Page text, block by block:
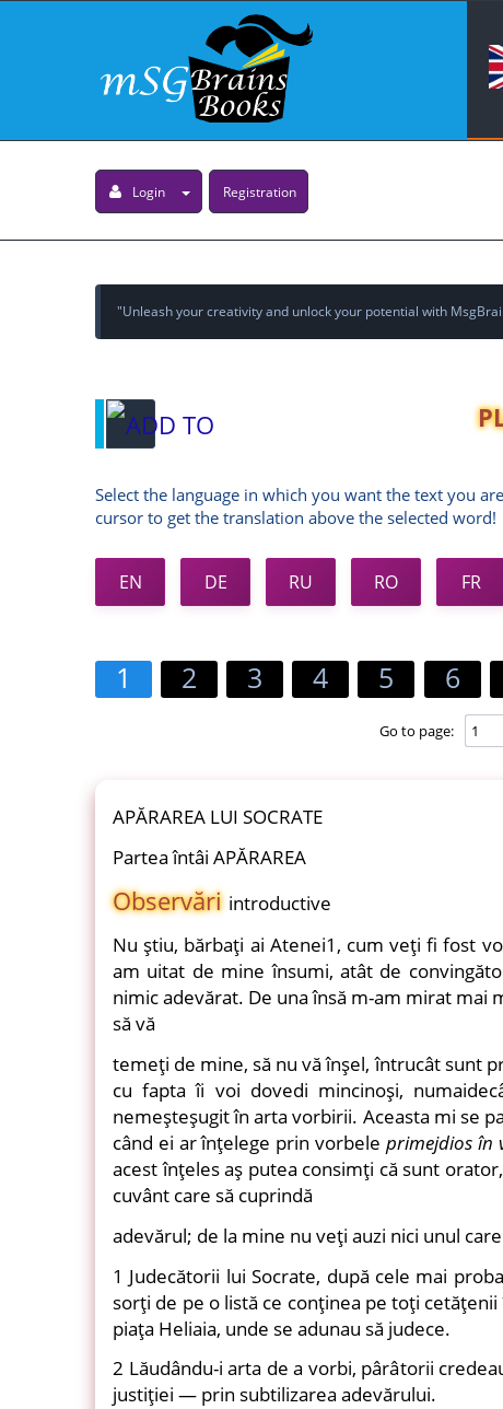
Login Registration
"Unleash your creativity and unlock your potential with
Select the language in which you want the text you
cursor to get the translation above the selected word!
EN DE RU RO FR
1 2 3 4 5 6
Go to page:
APĂRAREA LUI SOCRATE
Partea întâi APĂRAREA
Observări introductive
Nu ştiu, bărbaţi ai Atenei1, cum veţi fi fost
am uitat de mine însumi, atât de
nimic adevărat. De una însă m-am mirat mai
să vă
temeţi de mine, să nu vă înşel, întrucât sunt
cu fapta îi voi dovedi mincinoşi,
nemeşteşugit în arta vorbirii. Aceasta mi se
când ei ar înţelege prin vorbele primejdios în
acest înţeles aş putea consimţi că sunt
cuvânt care să cuprindă
adevărul; de la mine nu veţi auzi nici unul
1 Judecătorii lui Socrate, după cele mai
sorţi de pe o listă ce conţinea pe toţi
piaţa Heliaia, unde se adunau să judece.
2 Lăudându-i arta de a vorbi, pârâtorii
justiţiei — prin subtilizarea adevărului.